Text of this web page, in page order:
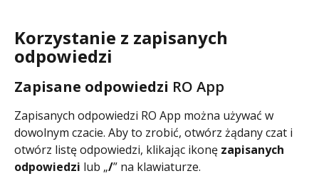
Korzystanie z zapisanych
odpowiedzi
Zapisane odpowiedzi RO App
Zapisanych odpowiedzi RO App można używać w
dowolnym czacie. Aby to zrobić, otwórz żądany czat i
otwórz listę odpowiedzi, klikając ikonę zapisanych
odpowiedzi lub „/” na klawiaturze.